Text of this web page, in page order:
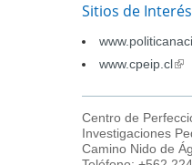
Sitios de Interés
www.cpeip.cl(link
Centro de
Investigaciones
Camino Nido de